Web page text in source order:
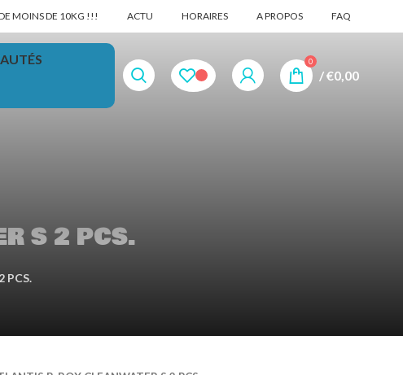
MOINS DE 10KG !!! ACTU HORAIRES A PROPOS FAQ
0
/€0,00
S 2 PCS.
PCS.